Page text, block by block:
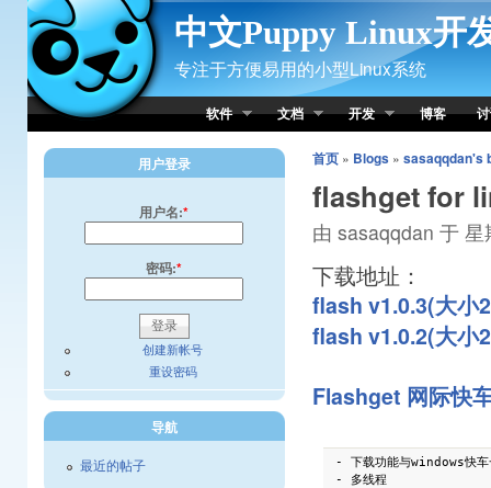
Skip to Content
中文Puppy Linux开
专注于方便易用的小型Linux系统
软件 文档 开发 博客
首页» Blogs» sasaqqdan's
flashget for
由 sasaqqdan 于
下载地址：
flash v1.0.3(大小
flash v1.0.2(大小
Flashget 网际快
- 下载功能与windows快车
- 多线程
用户登录
用户名:*
密码:*
创建新帐号
重设密码
导航
最近的帖子